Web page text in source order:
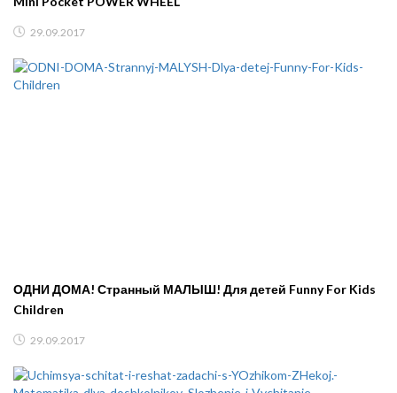
29.09.2017
ОДНИ ДОМА! Странный МАЛЫШ! Для детей Funny For Kids
Children
29.09.2017